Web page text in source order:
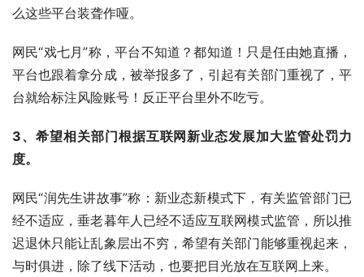
么这些平台装聋作哑。
网民“戏七月”称，平台不知道？都知道！只是任由她直播，
平台也跟着拿分成，被举报多了，引起有关部门重视了，平
台就给标注风险账号！反正平台里外不吃亏。
3、希望相关部门根据互联网新业态发展加大监管处罚力
度。
网民“润先生讲故事”称：新业态新模式下，有关监管部门已
经不适应，垂老暮年人已经不适应互联网模式监管，所以推
迟退休只能让乱象层出不穷，希望有关部门能够重视起来，
与时俱进，除了线下活动，也要把目光放在互联网上来。